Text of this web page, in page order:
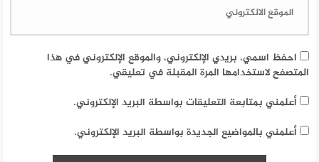
احفظ اسمي، بريدي الإلكتروني، والموقع الإلكتروني في هذا
المتصفح لاستخدامها المرة المقبلة في تعليقي.
أعلمني بمتابعة التعليقات بواسطة البريد الإلكتروني.
أعلمني بالمواضيع الجديدة بواسطة البريد الإلكتروني.